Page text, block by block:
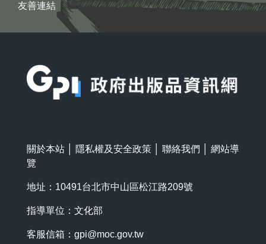
友善連結
關於本站 隱私權及安全政策 聯絡我們
網站導
覽
地址：10491台北市中山區松江路209號
指導單位：文化部
客服信箱： gpi@moc.gov.tw